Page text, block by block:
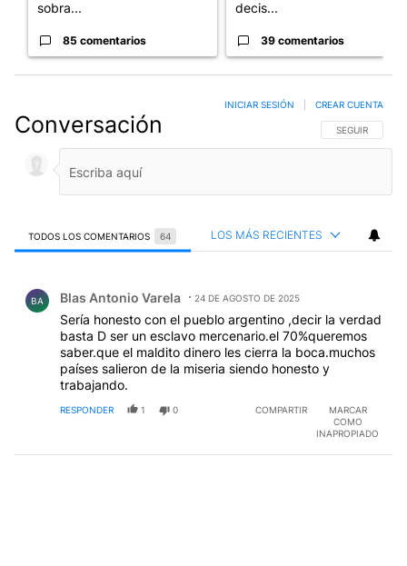
sobra...
85 comentarios
decis...
39 comentarios
Conversación SIGA ESTA
SEGUIR
INICIAR SESIÓN CREAR CUENTA
TODOS LOS COMENTARIOS 64 LOS MÁS RECIENTES
BA Blas Antonio Varela 24 DE AGOSTO DE 2025
Sería honesto con el pueblo argentino ,decir la verdad
basta D ser un esclavo mercenario.el 70%queremos
saber.que el maldito dinero les cierra la boca.muchos
países salieron de la miseria siendo honesto y
trabajando.
RESPONDER 1 0 COMPARTIR
MARCAR
COMO
INAPROPIADO